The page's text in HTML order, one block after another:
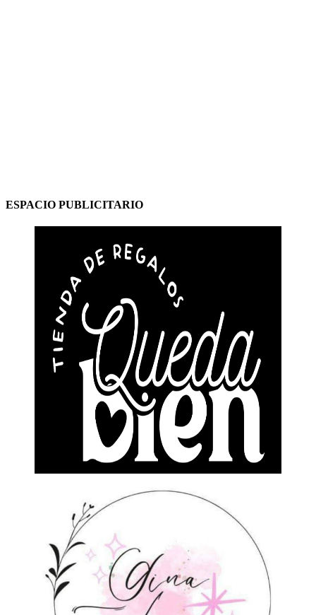
ESPACIO PUBLICITARIO